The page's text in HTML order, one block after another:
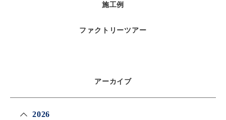
施工例
ファクトリーツアー
アーカイブ
2026